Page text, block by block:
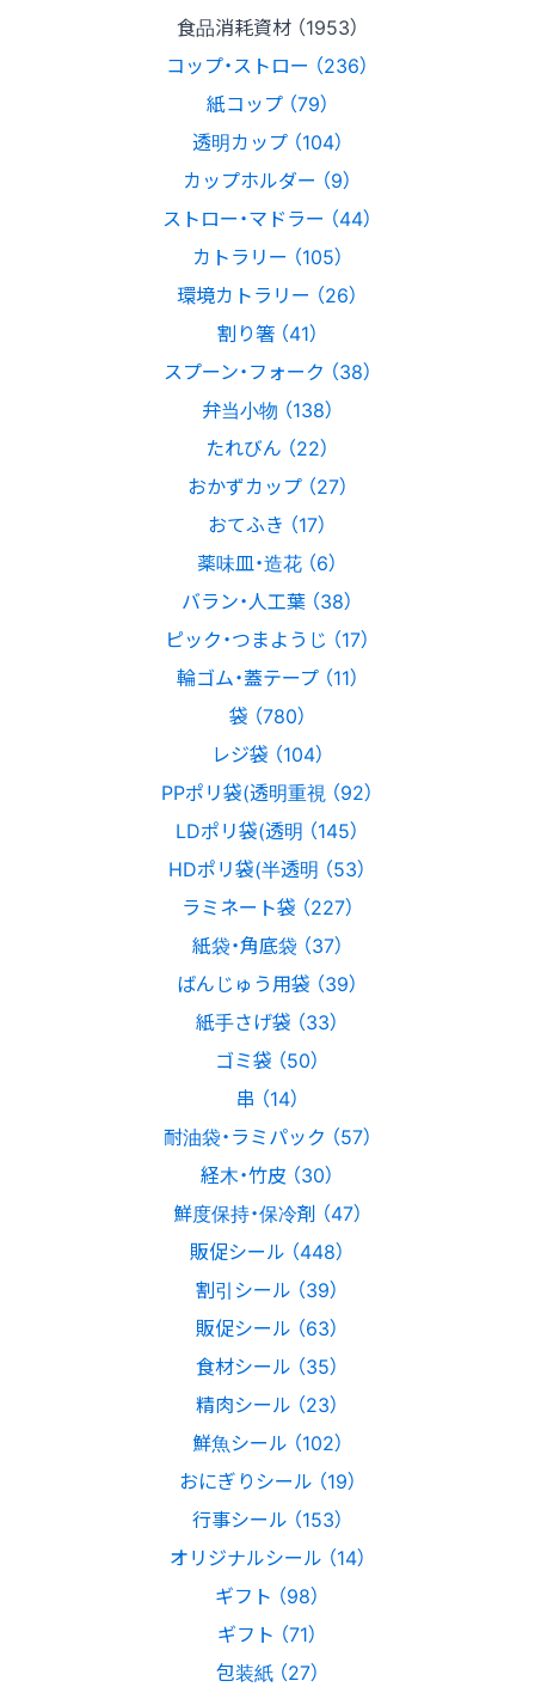
食品消耗資材 （1953）
コップ・ストロー （236）
紙コップ （79）
透明カップ （104）
カップホルダー （9）
ストロー・マドラー （44）
カトラリー （105）
環境カトラリー （26）
割り箸 （41）
スプーン・フォーク （38）
弁当小物 （138）
たれびん （22）
おかずカップ （27）
おてふき （17）
薬味皿・造花 （6）
バラン・人工葉 （38）
ピック・つまようじ （17）
輪ゴム・蓋テープ （11）
袋 （780）
レジ袋 （104）
PPポリ袋(透明重視 （92）
LDポリ袋(透明 （145）
HDポリ袋(半透明 （53）
ラミネート袋 （227）
紙袋・角底袋 （37）
ばんじゅう用袋 （39）
紙手さげ袋 （33）
ゴミ袋 （50）
串 （14）
耐油袋・ラミパック （57）
経木・竹皮 （30）
鮮度保持・保冷剤 （47）
販促シール （448）
割引シール （39）
販促シール （63）
食材シール （35）
精肉シール （23）
鮮魚シール （102）
おにぎりシール （19）
行事シール （153）
オリジナルシール （14）
ギフト （98）
ギフト （71）
包装紙 （27）